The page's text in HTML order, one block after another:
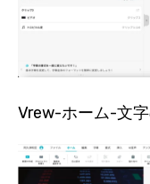
Vrew-ホーム-文字